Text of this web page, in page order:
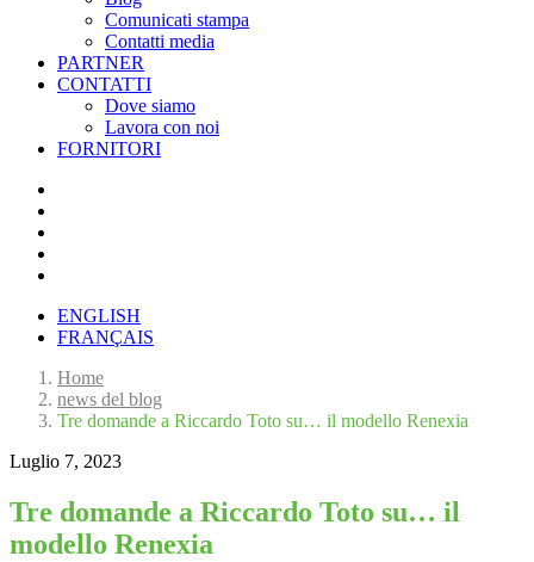
Comunicati stampa
Contatti media
PARTNER
CONTATTI
Dove siamo
Lavora con noi
FORNITORI
ENGLISH
FRANÇAIS
Home
news del blog
Tre domande a Riccardo Toto su… il modello Renexia
Luglio 7, 2023
Tre domande a Riccardo Toto su… il
modello Renexia